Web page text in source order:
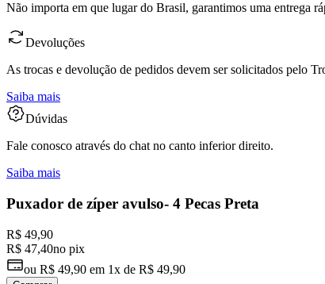
Não importa em que lugar do Brasil, garantimos uma entrega
Devoluções
As trocas e devolução de pedidos devem ser solicitados pelo
Saiba mais
Dúvidas
Fale conosco através do chat no canto inferior direito.
Saiba mais
Puxador de zíper avulso- 4 Pecas Preta
R$ 49,90
R$ 47,40no pix
ou R$ 49,90 em 1x de R$ 49,90